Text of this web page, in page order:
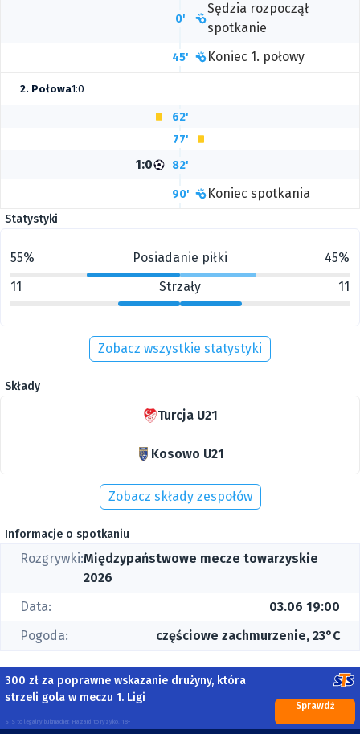
0'
Sędzia rozpoczął
spotkanie
45' Koniec 1. połowy
2. Połowa1:0
62'
77'
1:0 82'
90' Koniec spotkania
Statystyki
55% Posiadanie piłki
45%
11
Strzały 11
Zobacz wszystkie statystyki
Składy
Turcja U21
Kosowo U21
Zobacz składy zespołów
Informacje o spotkaniu
Rozgrywki:Międzypaństwowe mecze towarzyskie
2026
Data:
03.06 19:00
Pogoda:
częściowe zachmurzenie, 23°C
300 zł za poprawne wskazanie drużyny, która
strzeli gola w meczu 1. Ligi
STS to legalny bukmacher. Hazard to ryzyko. 18+
Sprawdź